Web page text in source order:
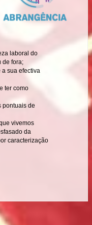
laboral do
de fora;
a sua efectiva
ter como
pontuais de
vivemos
da
caracterização